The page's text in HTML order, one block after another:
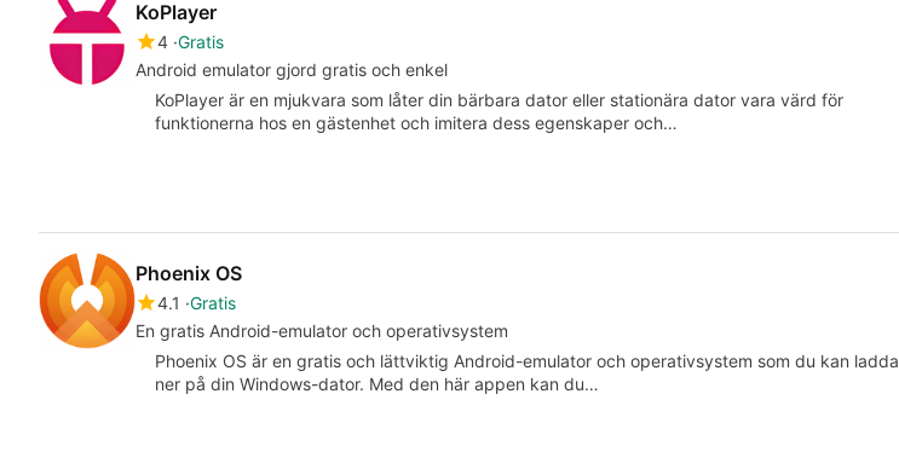
KoPlayer
4 Gratis
Android emulator gjord gratis och enkel
KoPlayer är en mjukvara som låter din bärbara dator eller stationära dator vara värd för
funktionerna hos en gästenhet och imitera dess egenskaper och…
Phoenix OS
4.1 Gratis
En gratis Android-emulator och operativsystem
Phoenix OS är en gratis och lättviktig Android-emulator och operativsystem som du kan ladda
ner på din Windows-dator. Med den här appen kan du…